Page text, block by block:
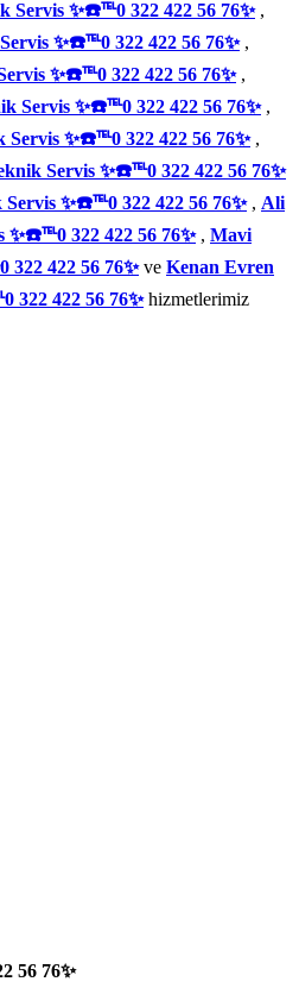
Servis ✨☎️℡0 322 422 56 76✨,
✨☎️℡0 322 422 56 76✨,
✨☎️℡0 322 422 56 76✨,
Servis ✨☎️℡0 322 422 56 76✨,
✨☎️℡0 322 422 56 76✨,
Servis ✨☎️℡0 322 422 56 76✨
✨☎️℡0 322 422 56 76✨, Ali
✨☎️℡0 322 422 56 76✨, Mavi
422 56 76✨ve Kenan Evren
322 422 56 76✨hizmetlerimiz
56 76✨